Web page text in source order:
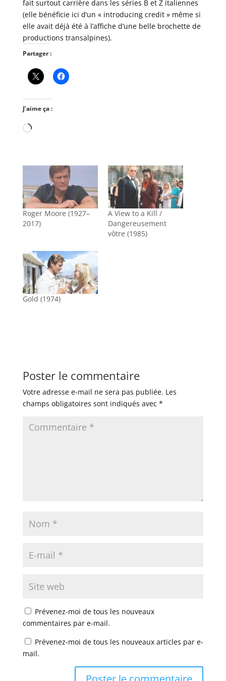
fait surtout carrière dans les séries B et Z italiennes
(elle bénéficie ici d’un « introducing credit » même si
elle avait déjà été à l’affiche d’une belle brochette de
productions transalpines).
Partager :
J’aime ça :
Chargement…
Roger Moore (1927–
2017)
A View to a Kill /
Dangereusement
vôtre (1985)
Gold (1974)
Poster le commentaire
Votre adresse e-mail ne sera pas publiée. Les
champs obligatoires sont indiqués avec *
Prévenez-moi de tous les nouveaux
commentaires par e-mail.
Prévenez-moi de tous les nouveaux articles par e-
mail.